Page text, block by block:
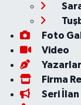
Foto
Video
Yazarlar
Firma
Seri İlan